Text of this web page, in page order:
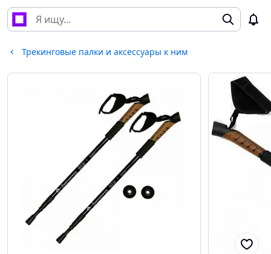
Трекинговые палки и аксессуары к ним